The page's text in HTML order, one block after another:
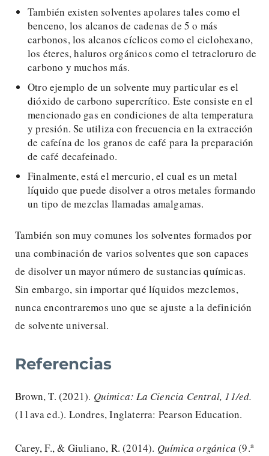
También existen solventes apolares tales como el
benceno, los alcanos de cadenas de 5 o más
carbonos, los alcanos cíclicos como el ciclohexano,
los éteres, haluros orgánicos como el tetracloruro de
carbono y muchos más.
Otro ejemplo de un solvente muy particular es el
dióxido de carbono supercrítico. Este consiste en el
mencionado gas en condiciones de alta temperatura
y presión. Se utiliza con frecuencia en la extracción
de cafeína de los granos de café para la preparación
de café decafeinado.
Finalmente, está el mercurio, el cual es un metal
líquido que puede disolver a otros metales formando
un tipo de mezclas llamadas amalgamas.
También son muy comunes los solventes formados por
una combinación de varios solventes que son capaces
de disolver un mayor número de sustancias químicas.
Sin embargo, sin importar qué líquidos mezclemos,
nunca encontraremos uno que se ajuste a la definición
de solvente universal.
Referencias
Brown, T. (2021). Quimica: La Ciencia Central, 11/ed.
(11ava ed.). Londres, Inglaterra: Pearson Education.
Carey, F., & Giuliano, R. (2014). Química orgánica (9.a